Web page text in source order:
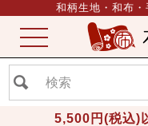
和柄生地・和布
5,500円(税込)
ME
NU